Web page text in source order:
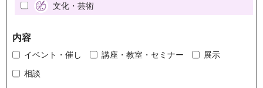
文化・芸術
内容
イベント・催し 講座・教室・セミナー
展示
相談